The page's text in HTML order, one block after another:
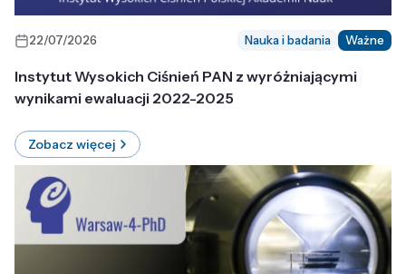
22/07/2026 Nauka i badania Ważne
Instytut Wysokich Ciśnień PAN z wyróżniającymi
wynikami ewaluacji 2022-2025
Zobacz więcej